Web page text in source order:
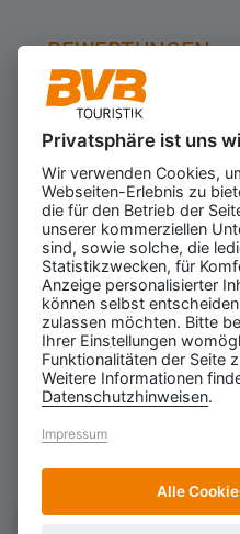
BEWERTUNGEN
623
für den Veranstalter
Gesamtbewertung
4.43von 5.00
Weiterempfehlung
97%
07.08.2026 ⓘ Echte Bewertungen
Privatsphäre ist uns
Wir verwenden Cookies,
Webseiten-Erlebnis zu
die für den Betrieb der
unserer kommerziellen
sind, sowie solche, die
Statistikzwecken, für
Anzeige personalisierter
können selbst
zulassen möchten. Bitte
Ihrer Einstellungen
Funktionalitäten der Seite
Weitere Informationen
Datenschutzhinweisen.
Impressum
Alle